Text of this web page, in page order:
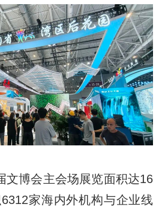
会主会场展览面积达16
家海内外机构与企业线